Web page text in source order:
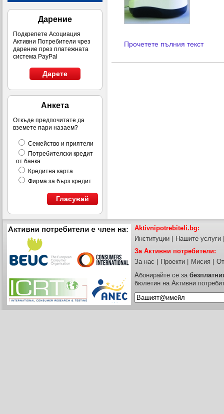
Дарение
Подкрепете Асоциация
Активни Потребители чрез
дарение през платежната
система PayPal
Дарете
Анкета
Откъде предпочитате да
вземете пари назаем?
Семейство и приятели
Потребителски кредит
от банка
Кредитна карта
Фирма за бърз кредит
Гласувай
Прочетете пълния текст
Aktivnipotrebiteli.bg:
Институции
Нашите услуги
За Активни потребители:
За нас
Проекти Мисия
Абонирайте се за
бюлетин на Активни